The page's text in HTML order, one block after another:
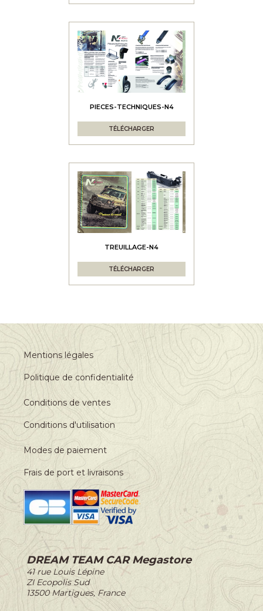
PIECES-TECHNIQUES-N4
TÉLÉCHARGER
TREUILLAGE-N4
TÉLÉCHARGER
Mentions légales
Politique de confidentialité
Conditions de ventes
Conditions d'utilisation
Modes de paiement
Frais de port et livraisons
DREAM TEAM CAR Megastore
-41 rue Louis Lépine
-
ZI Ecopolis Sud
-13500 Martigues, France